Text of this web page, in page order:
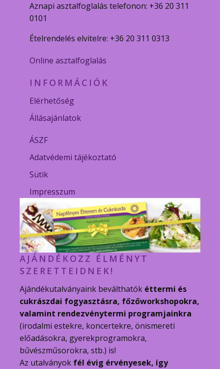
Aznapi asztalfoglalás telefonon: +36 20 311
0101
Ételrendelés elvitelre: +36 20 311 0313
Online asztalfoglalás
INFORMÁCIÓK
Elérhetőség
Állásajánlatok
ÁSZF
Adatvédemi tájékoztató
Sütik
Impresszum
AJÁNDÉKOZZ ÉLMÉNYT
SZERETTEIDNEK!
Ajándékutalványaink beválthatók éttermi és
cukrászdai fogyasztásra, főzőworkshopokra,
valamint rendezvénytermi programjainkra
(irodalmi estekre, koncertekre, önismereti
előadásokra, gyerekprogramokra,
bűvészműsorokra, stb.) is!
Az utalványok fél évig érvényesek, így